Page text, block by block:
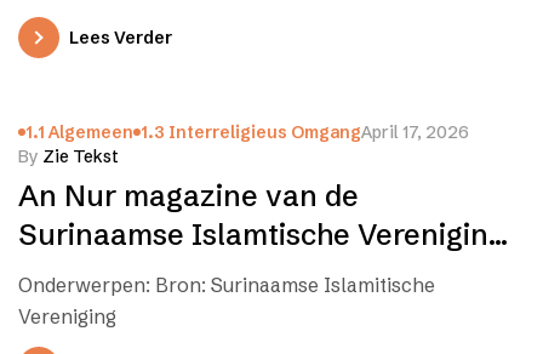
is het Ied-oel-Fitr, het…
Lees Verder
1.1 Algemeen 1.3 Interreligieus OmgangApril 17, 2026
By Zie Tekst
An Nur magazine van de
Surinaamse Islamtische Vereniging
(SIV) – Ramadan
Onderwerpen: Bron: Surinaamse Islamitische
Vereniging